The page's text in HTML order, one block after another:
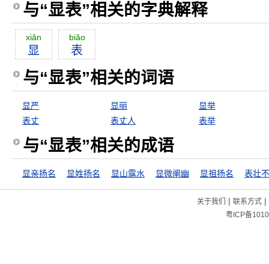
与“显表”相关的字典解释
xiăn
显
biăo
表
与“显表”相关的词语
显严 显丽
显举
表丈
表丈人 表举
与“显表”相关的成语
显亲扬名 显姓扬名 显山露水 显微阐幽 显祖扬名
关于我们 | 联系方式|
粤ICP备